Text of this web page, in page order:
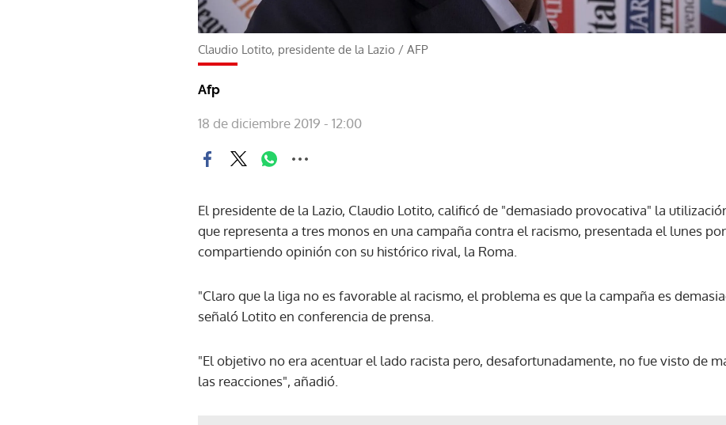
Claudio Lotito, presidente de la Lazio / AFP
Afp
18 de diciembre 2019 - 12:00
El presidente de la Lazio, Claudio Lotito, calificó de "demasiado provocativa" la
que representa a tres monos en una campaña contra el racismo, presentada el lunes
compartiendo opinión con su histórico rival, la Roma.
"Claro que la liga no es favorable al racismo, el problema es que la campaña es
señaló Lotito en conferencia de prensa.
"El objetivo no era acentuar el lado racista pero, desafortunadamente, no fue visto de
las reacciones", añadió.